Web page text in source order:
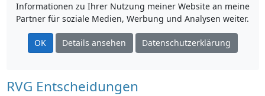
Informationen zu Ihrer Nutzung meiner Website an meine
Partner für soziale Medien, Werbung und Analysen weiter.
OK Details ansehen Datenschutzerklärung
RVG Entscheidungen